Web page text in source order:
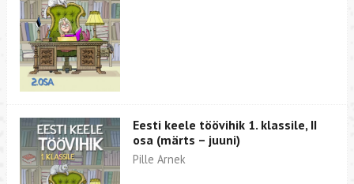
Eesti keele töövihik 1. klassile, II
osa (märts – juuni)
Pille Arnek